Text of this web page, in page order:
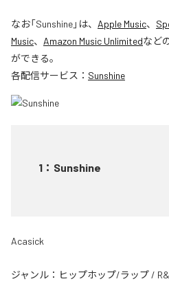
なお「Sunshine」は、 Apple Music、
Music、 Amazon Music Unlimitedなど
ができる。
各配信サービス： Sunshine
1 ： Sunshine
Acasick
ジャンル： ヒップホップ/ラップ /